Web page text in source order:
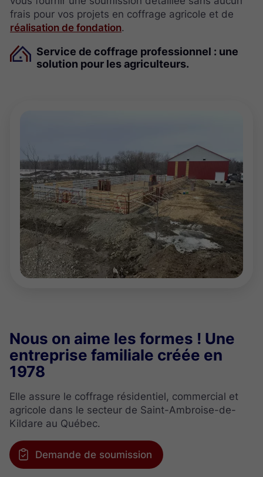
frais pour vos projets en coffrage agricole et de
réalisation de fondation.
Service de coffrage professionnel : une
solution pour les agriculteurs.
Nous on aime les formes ! Une
entreprise familiale créée en
1978
Elle assure le coffrage résidentiel, commercial et
agricole dans le secteur de Saint-Ambroise-de-
Kildare au Québec.
Demande de soumission